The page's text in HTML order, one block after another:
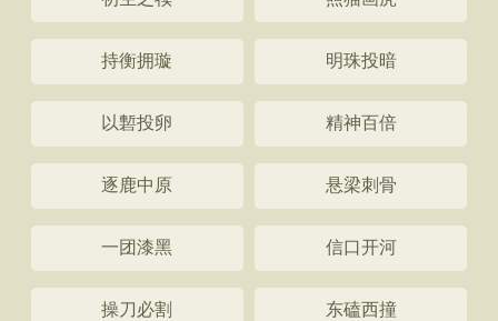
持衡拥璇 明珠投暗
以磛投卵 精神百倍
逐鹿中原 悬梁刺骨
一团漆黑 信口开河
操刀必割 东磕西撞